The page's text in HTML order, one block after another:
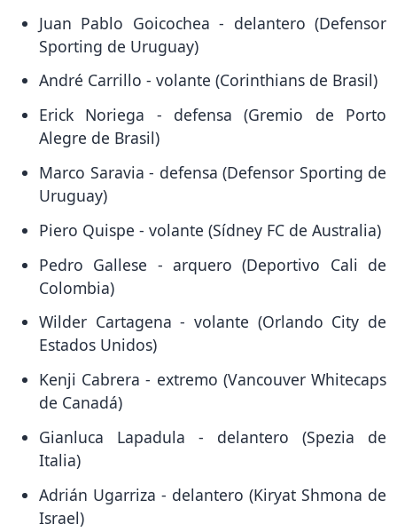
Juan Pablo Goicochea - delantero (Defensor
Sporting de Uruguay)
André Carrillo - volante (Corinthians de Brasil)
Erick Noriega - defensa (Gremio de Porto
Alegre de Brasil)
Marco Saravia - defensa (Defensor Sporting de
Uruguay)
Piero Quispe - volante (Sídney FC de Australia)
Pedro Gallese - arquero (Deportivo Cali de
Colombia)
Wilder Cartagena - volante (Orlando City de
Estados Unidos)
Kenji Cabrera - extremo (Vancouver Whitecaps
de Canadá)
Gianluca Lapadula - delantero (Spezia de
Italia)
Adrián Ugarriza - delantero (Kiryat Shmona de
Israel)